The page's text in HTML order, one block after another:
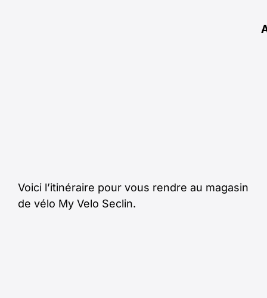
Voici l’itinéraire pour vous rendre au magasin
de vélo My Velo Seclin.